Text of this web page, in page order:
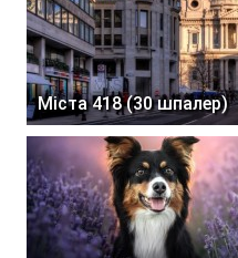
Міста 418 (30 шпалер)